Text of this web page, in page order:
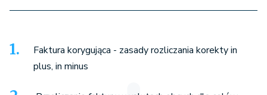
Faktura korygująca - zasady rozliczania korekty in
plus, in minus